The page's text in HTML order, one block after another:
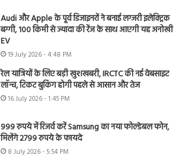
Audi और Apple के पूर्व डिजाइनरों ने बनाई लग्जरी इलेक्ट्रिक
बग्गी, 100 किमी से ज्यादा की रेंज के साथ आएगी यह अनोखी
EV
19 July 2026 - 4:48 PM
रेल यात्रियों के लिए बड़ी खुशखबरी, IRCTC की नई वेबसाइट
लॉन्च, टिकट बुकिंग होगी पहले से आसान और तेज
16 July 2026 - 1:45 PM
999 रुपये में रिजर्व करें Samsung का नया फोल्डेबल फोन,
मिलेंगे 2799 रुपये के फायदे
8 July 2026 - 5:54 PM